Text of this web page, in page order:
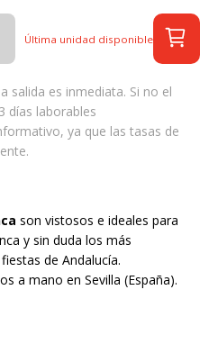
Última unidad disponible
salida es inmediata. Si no el
días laborables
ya que las tasas de
son vistosos e ideales para
y sin duda los más
de Andalucía.
a mano en Sevilla (España).